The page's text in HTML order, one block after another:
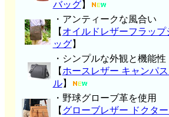
バッグ】
・アンティークな風合い
【 オイルドレザーフラップ
ッグ】
・シンプルな外観と機能性
【 ホースレザー キャンパ
ル】
・野球グローブ革を使用
【 グローブレザー ドクタ